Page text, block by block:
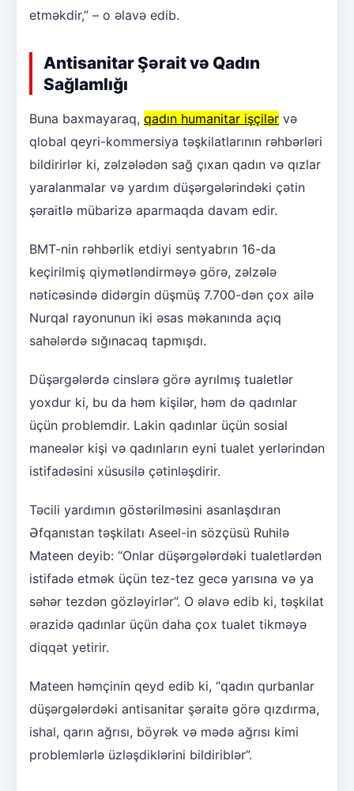
etməkdir,” – o əlavə edib.
Antisanitar Şərait və Qadın
Sağlamlığı
Buna baxmayaraq, qadın humanitar işçilər və
qlobal qeyri-kommersiya təşkilatlarının rəhbərləri
bildirirlər ki, zəlzələdən sağ çıxan qadın və qızlar
yaralanmalar və yardım düşərgələrindəki çətin
şəraitlə mübarizə aparmaqda davam edir.
BMT-nin rəhbərlik etdiyi sentyabrın 16-da
keçirilmiş qiymətləndirməyə görə, zəlzələ
nəticəsində didərgin düşmüş 7.700-dən çox ailə
Nurqal rayonunun iki əsas məkanında açıq
sahələrdə sığınacaq tapmışdı.
Düşərgələrdə cinslərə görə ayrılmış tualetlər
yoxdur ki, bu da həm kişilər, həm də qadınlar
üçün problemdir. Lakin qadınlar üçün sosial
maneələr kişi və qadınların eyni tualet yerlərindən
istifadəsini xüsusilə çətinləşdirir.
Təcili yardımın göstərilməsini asanlaşdıran
Əfqanıstan təşkilatı Aseel-in sözçüsü Ruhilə
Mateen deyib: “Onlar düşərgələrdəki tualetlərdən
istifadə etmək üçün tez-tez gecə yarısına və ya
səhər tezdən gözləyirlər”. O əlavə edib ki, təşkilat
ərazidə qadınlar üçün daha çox tualet tikməyə
diqqət yetirir.
Mateen həmçinin qeyd edib ki, “qadın qurbanlar
düşərgələrdəki antisanitar şəraitə görə qızdırma,
ishal, qarın ağrısı, böyrək və mədə ağrısı kimi
problemlərlə üzləşdiklərini bildiriblər”.